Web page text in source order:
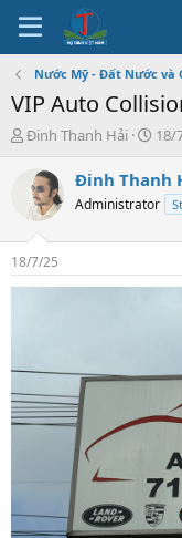
Nước Mỹ - Đất Nước và
VIP Auto
T
e
a
s
t
a
r
Đinh Thanh Hải
N
à
b
ầ
18/
Đinh Thanh
Administrator
18/7/25